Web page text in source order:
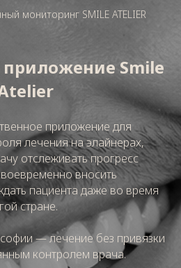
мониторинг SMILE ATELIER
приложение Smile
приложение для
лечения на элайнерах,
отслеживать прогресс
вносить
пациента даже во время
стране.
— лечение без привязки
контролем врача.